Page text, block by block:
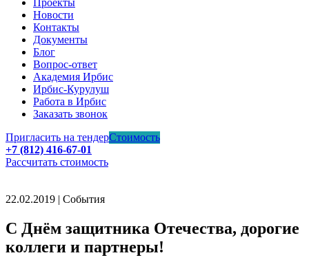
Проекты
Новости
Контакты
Документы
Блог
Вопрос-ответ
Академия Ирбис
Ирбис-Курулуш
Работа в Ирбис
Заказать звонок
Пригласить на тендерСтоимость
+7 (812) 416-67-01
Рассчитать стоимость
22.02.2019 | События
С Днём защитника Отечества, дорогие
коллеги и партнеры!